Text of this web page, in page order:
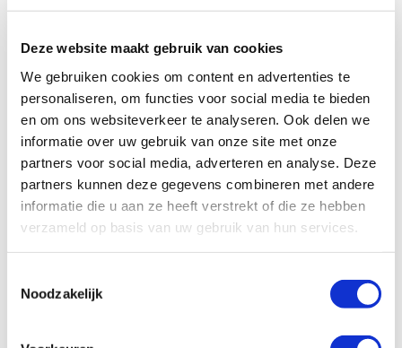
Deze website maakt gebruik van cookies
We gebruiken cookies om content en advertenties te
personaliseren, om functies voor social media te bieden
en om ons websiteverkeer te analyseren. Ook delen we
informatie over uw gebruik van onze site met onze
partners voor social media, adverteren en analyse. Deze
partners kunnen deze gegevens combineren met andere
informatie die u aan ze heeft verstrekt of die ze hebben
verzameld op basis van uw gebruik van hun services.
Noodzakelijk